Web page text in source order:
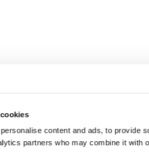
content and ads, to provide
partners who may combine it with